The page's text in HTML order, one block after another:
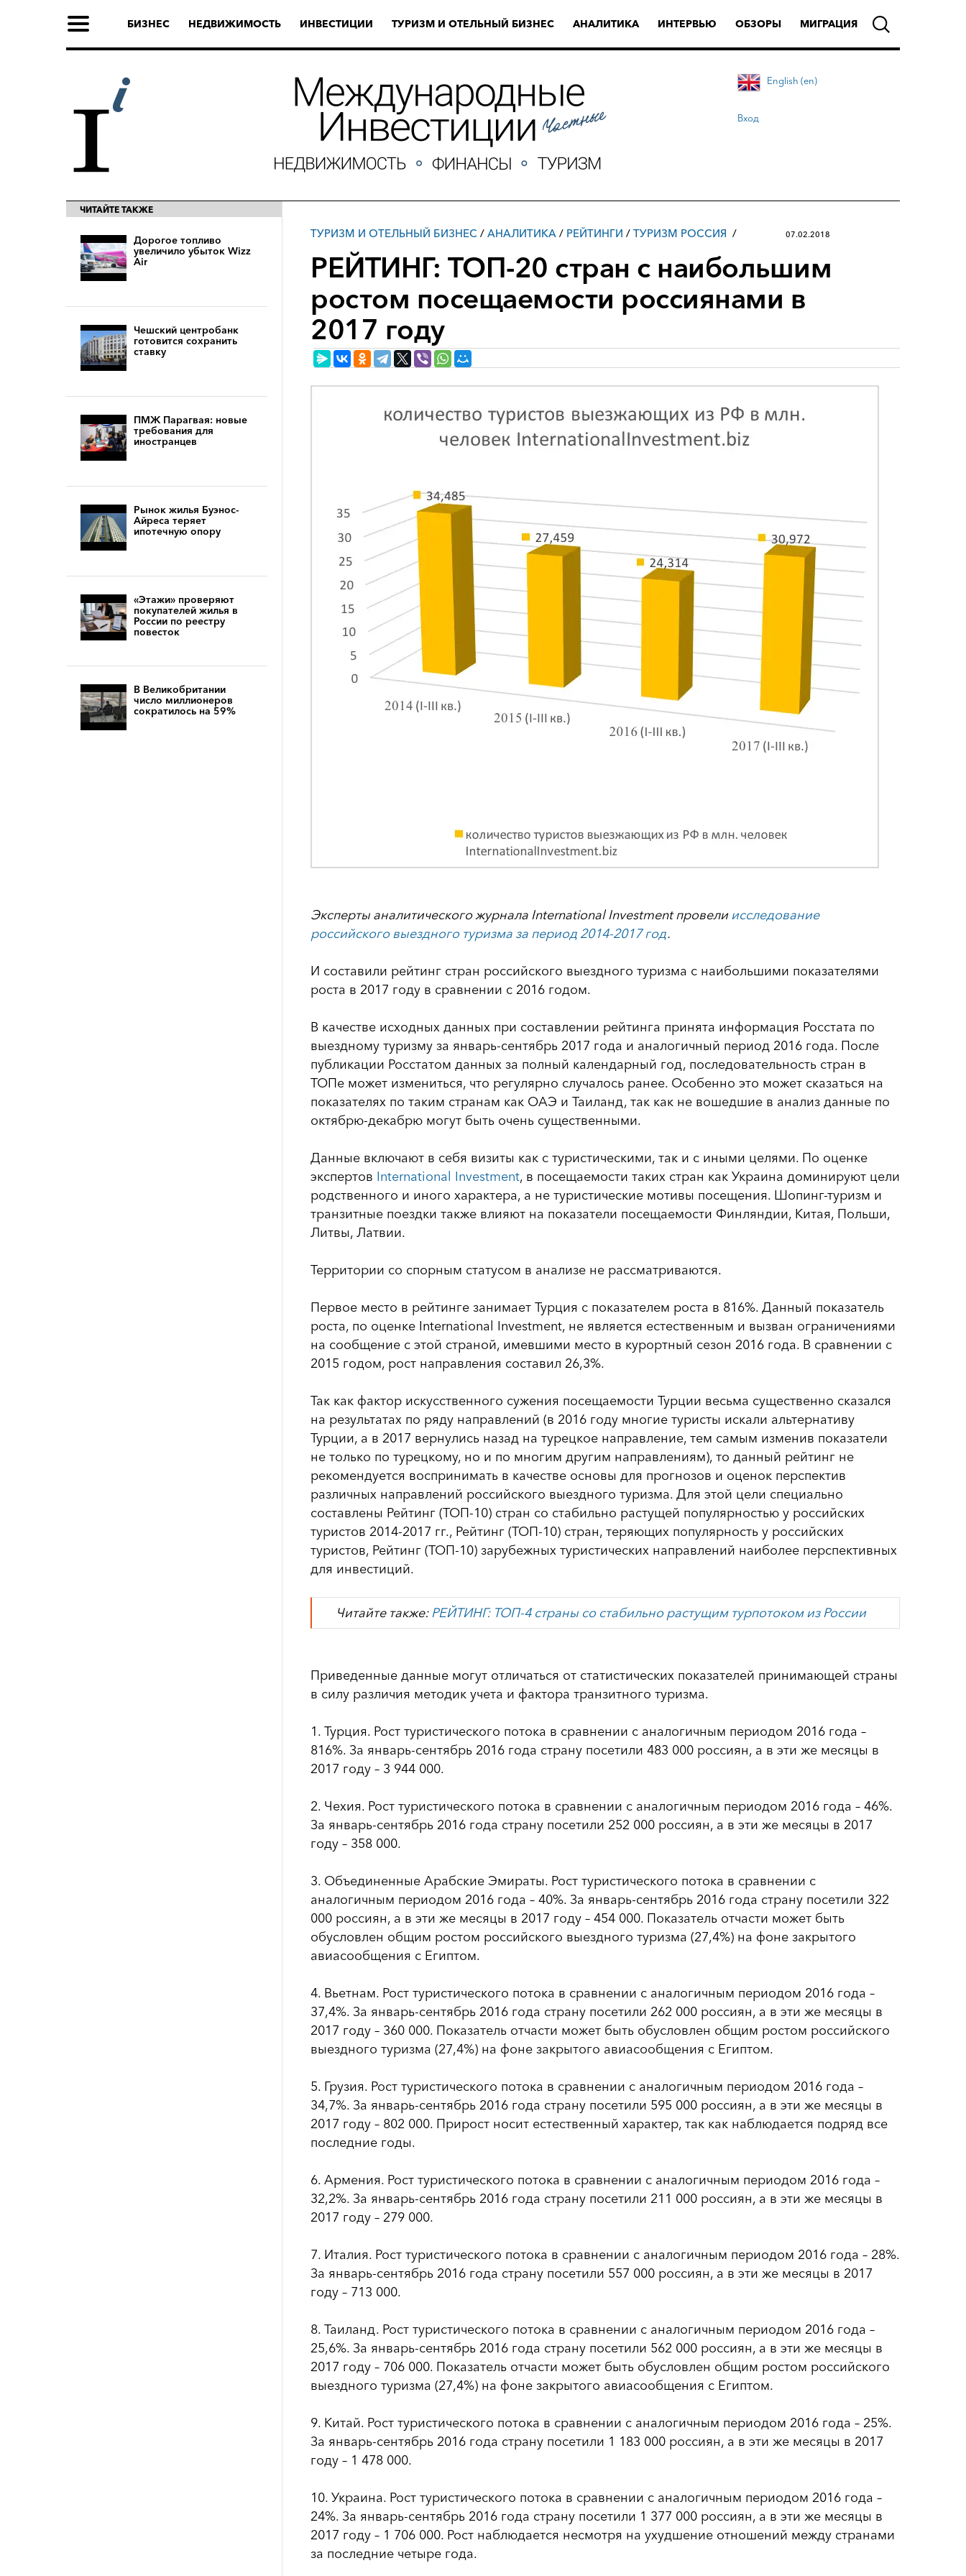
БИЗНЕС НЕДВИЖИМОСТЬ ИНВЕСТИЦИИ ТУРИЗМ И ОТЕЛЬНЫЙ БИЗНЕС АНАЛИТИКА ИНТЕРВЬЮ ОБЗОРЫ МИГРАЦИЯ
English (en)
Вход
ЧИТАЙТЕ ТАКЖЕ
Дорогое топливо
увеличило убыток Wizz
Air
Чешский центробанк
готовится сохранить
ставку
ПМЖ Парагвая: новые
требования для
иностранцев
Рынок жилья Буэнос-
Айреса теряет
ипотечную опору
«Этажи» проверяют
покупателей жилья в
России по реестру
повесток
В Великобритании
число миллионеров
сократилось на 59%
ТУРИЗМ И ОТЕЛЬНЫЙ БИЗНЕС / АНАЛИТИКА / РЕЙТИНГИ / ТУРИЗМ РОССИЯ 07.02.2018
РЕЙТИНГ: ТОП-20 стран с наибольшим
ростом посещаемости россиянами в
2017 году
Эксперты аналитического журнала International Investment провелиисследование
российского выездного туризма за период 2014-2017 год.
И составили рейтинг стран российского выездного туризма с наибольшими показателями
роста в 2017 году в сравнении с 2016 годом.
В качестве исходных данных при составлении рейтинга принята информация Росстата по
выездному туризму за январь-сентябрь 2017 года и аналогичный период 2016 года. После
публикации Росстатом данных за полный календарный год, последовательность стран в
ТОПе может измениться, что регулярно случалось ранее. Особенно это может сказаться на
показателях по таким странам как ОАЭ и Таиланд, так как не вошедшие в анализ данные по
октябрю-декабрю могут быть очень существенными.
Данные включают в себя визиты как с туристическими, так и с иными целями. По оценке
экспертов International Investment, в посещаемости таких стран как Украина доминируют цели
родственного и иного характера, а не туристические мотивы посещения. Шопинг-туризм и
транзитные поездки также влияют на показатели посещаемости Финляндии, Китая, Польши,
Литвы, Латвии.
Территории со спорным статусом в анализе не рассматриваются.
Первое место в рейтинге занимает Турция с показателем роста в 816%. Данный показатель
роста, по оценке International Investment, не является естественным и вызван ограничениями
на сообщение с этой страной, имевшими место в курортный сезон 2016 года. В сравнении с
2015 годом, рост направления составил 26,3%.
Так как фактор искусственного сужения посещаемости Турции весьма существенно сказался
на результатах по ряду направлений (в 2016 году многие туристы искали альтернативу
Турции, а в 2017 вернулись назад на турецкое направление, тем самым изменив показатели
не только по турецкому, но и по многим другим направлениям), то данный рейтинг не
рекомендуется воспринимать в качестве основы для прогнозов и оценок перспектив
различных направлений российского выездного туризма. Для этой цели специально
составлены Рейтинг (ТОП-10) стран со стабильно растущей популярностью у российских
туристов 2014-2017 гг., Рейтинг (ТОП-10) стран, теряющих популярность у российских
туристов, Рейтинг (ТОП-10) зарубежных туристических направлений наиболее перспективных
для инвестиций.
Читайте также:РЕЙТИНГ: ТОП-4 страны со стабильно растущим турпотоком из России
Приведенные данные могут отличаться от статистических показателей принимающей страны
в силу различия методик учета и фактора транзитного туризма.
1. Турция. Рост туристического потока в сравнении с аналогичным периодом 2016 года –
816%. За январь-сентябрь 2016 года страну посетили 483 000 россиян, а в эти же месяцы в
2017 году – 3 944 000.
2. Чехия. Рост туристического потока в сравнении с аналогичным периодом 2016 года – 46%.
За январь-сентябрь 2016 года страну посетили 252 000 россиян, а в эти же месяцы в 2017
году – 358 000.
3. Объединенные Арабские Эмираты. Рост туристического потока в сравнении с
аналогичным периодом 2016 года – 40%. За январь-сентябрь 2016 года страну посетили 322
000 россиян, а в эти же месяцы в 2017 году – 454 000. Показатель отчасти может быть
обусловлен общим ростом российского выездного туризма (27,4%) на фоне закрытого
авиасообщения с Египтом.
4. Вьетнам. Рост туристического потока в сравнении с аналогичным периодом 2016 года –
37,4%. За январь-сентябрь 2016 года страну посетили 262 000 россиян, а в эти же месяцы в
2017 году – 360 000. Показатель отчасти может быть обусловлен общим ростом российского
выездного туризма (27,4%) на фоне закрытого авиасообщения с Египтом.
5. Грузия. Рост туристического потока в сравнении с аналогичным периодом 2016 года –
34,7%. За январь-сентябрь 2016 года страну посетили 595 000 россиян, а в эти же месяцы в
2017 году – 802 000. Прирост носит естественный характер, так как наблюдается подряд все
последние годы.
6. Армения. Рост туристического потока в сравнении с аналогичным периодом 2016 года –
32,2%. За январь-сентябрь 2016 года страну посетили 211 000 россиян, а в эти же месяцы в
2017 году – 279 000.
7. Италия. Рост туристического потока в сравнении с аналогичным периодом 2016 года – 28%.
За январь-сентябрь 2016 года страну посетили 557 000 россиян, а в эти же месяцы в 2017
году – 713 000.
8. Таиланд. Рост туристического потока в сравнении с аналогичным периодом 2016 года –
25,6%. За январь-сентябрь 2016 года страну посетили 562 000 россиян, а в эти же месяцы в
2017 году – 706 000. Показатель отчасти может быть обусловлен общим ростом российского
выездного туризма (27,4%) на фоне закрытого авиасообщения с Египтом.
9. Китай. Рост туристического потока в сравнении с аналогичным периодом 2016 года – 25%.
За январь-сентябрь 2016 года страну посетили 1 183 000 россиян, а в эти же месяцы в 2017
году – 1 478 000.
10. Украина. Рост туристического потока в сравнении с аналогичным периодом 2016 года –
24%. За январь-сентябрь 2016 года страну посетили 1 377 000 россиян, а в эти же месяцы в
2017 году – 1 706 000. Рост наблюдается несмотря на ухудшение отношений между странами
за последние четыре года.